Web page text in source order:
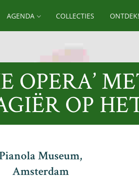
AGENDA COLLECTIES ONTDEK!
OPERA’
OP
Museum,
Amsterdam